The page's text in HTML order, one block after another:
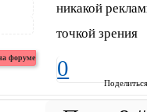
никакой
точкой зрения
0